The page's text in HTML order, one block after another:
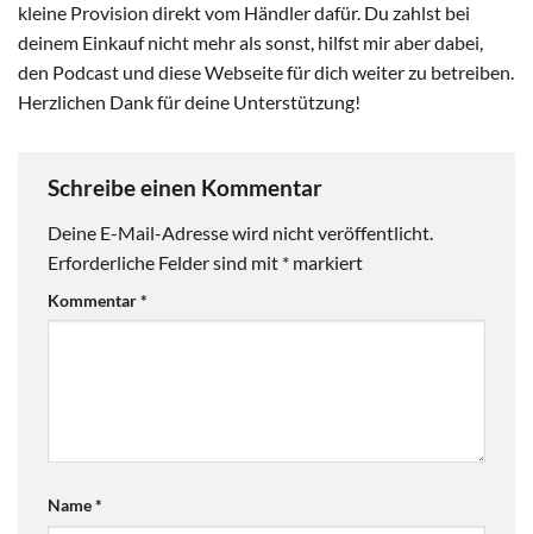
kleine Provision direkt vom Händler dafür. Du zahlst bei
deinem Einkauf nicht mehr als sonst, hilfst mir aber dabei,
den Podcast und diese Webseite für dich weiter zu betreiben.
Herzlichen Dank für deine Unterstützung!
Schreibe einen Kommentar
Deine E-Mail-Adresse wird nicht veröffentlicht.
Erforderliche Felder sind mit * markiert
Kommentar*
Name*